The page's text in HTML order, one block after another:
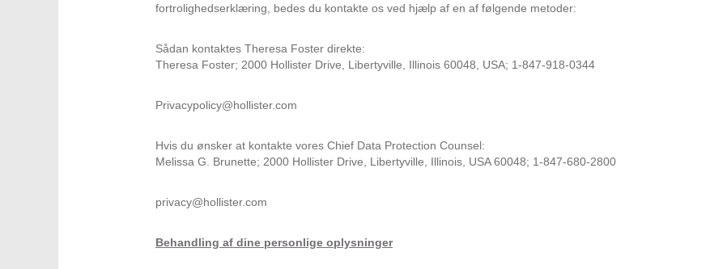
fortrolighedserklæring, bedes du kontakte os ved hjælp af en af følgende metoder:
Sådan kontaktes Theresa Foster direkte:
Theresa Foster; 2000 Hollister Drive, Libertyville, Illinois 60048, USA; 1-847-918-0344
Privacypolicy@hollister.com
Hvis du ønsker at kontakte vores Chief Data Protection Counsel:
Melissa G. Brunette; 2000 Hollister Drive, Libertyville, Illinois, USA 60048; 1-847-680-2800
privacy@hollister.com
Behandling af dine personlige oplysninger